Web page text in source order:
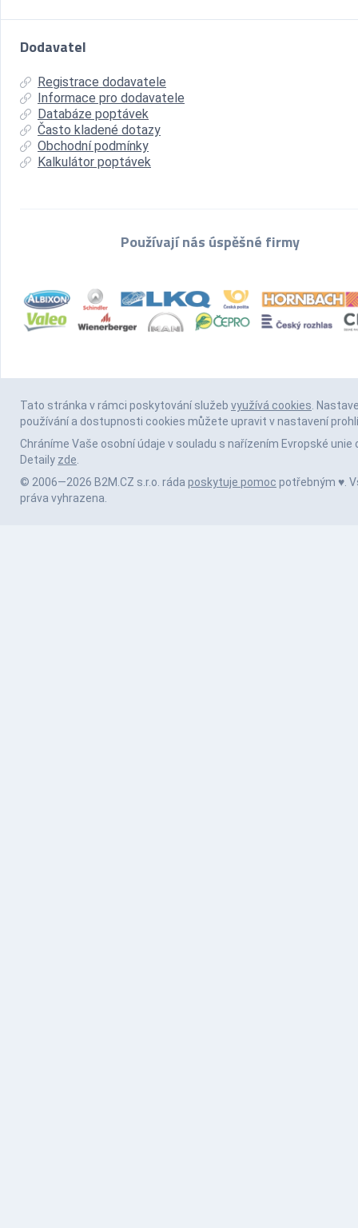
Dodavatel
Registrace dodavatele
Informace pro dodavatele
Databáze poptávek
Často kladené dotazy
Obchodní podmínky
Kalkulátor poptávek
Používají nás úspěšné firmy
Tato stránka v rámci poskytování služeb využívá cookies.
používání a dostupnosti cookies můžete upravit v nastavení
Chráníme Vaše osobní údaje v souladu s nařízením Evropské unie
Detaily zde.
© 2006—2026 B2M.CZ s.r.o. ráda poskytuje pomoc potřebným ♥️.
práva vyhrazena.